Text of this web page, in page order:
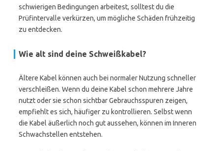
schwierigen Bedingungen arbeitest, solltest du die
Prüfintervalle verkürzen, um mögliche Schäden frühzeitig
zu entdecken.
Wie alt sind deine Schweißkabel?
Ältere Kabel können auch bei normaler Nutzung schneller
verschleißen. Wenn du deine Kabel schon mehrere Jahre
nutzt oder sie schon sichtbar Gebrauchsspuren zeigen,
empfiehlt es sich, häufiger zu kontrollieren. Selbst wenn
die Kabel äußerlich noch gut aussehen, können im Inneren
Schwachstellen entstehen.